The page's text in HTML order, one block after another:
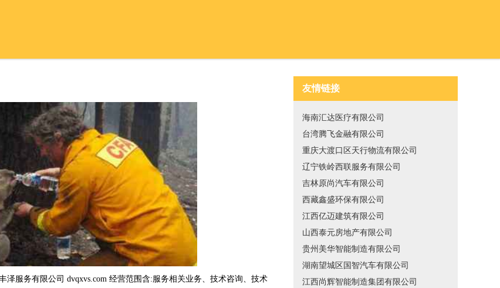
泽服务有限公司 dvqxvs.com 经营范围含:服务相关业务、技术咨询、技术
友情链接
海南汇达医疗有限公司
台湾腾飞金融有限公司
重庆大渡口区天行物流有限公司
辽宁铁岭西联服务有限公司
吉林原尚汽车有限公司
西藏鑫盛环保有限公司
江西亿迈建筑有限公司
山西泰元房地产有限公司
贵州美华智能制造有限公司
湖南望城区国智汽车有限公司
江西尚辉智能制造集团有限公司